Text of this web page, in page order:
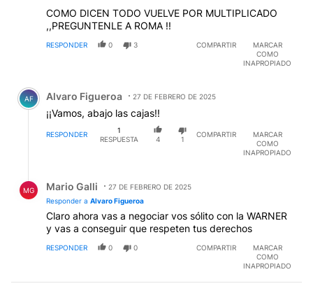
COMO DICEN TODO VUELVE POR MULTIPLICADO
,,PREGUNTENLE A ROMA !!
RESPONDER 0 3 COMPARTIR
MARCAR
COMO
INAPROPIADO
Comentario de Alvaro Figueroa.
AF Alvaro Figueroa 27 DE FEBRERO DE 2025
¡¡Vamos, abajo las cajas!!
RESPONDER
1
RESPUESTA
4 1
COMPARTIR
MARCAR
COMO
INAPROPIADO
MG Mario Galli
27 DE FEBRERO DE 2025
Responder a Alvaro Figueroa
Claro ahora vas a negociar vos sólito con la WARNER
y vas a conseguir que respeten tus derechos
RESPONDER 0 0 COMPARTIR
MARCAR
COMO
INAPROPIADO